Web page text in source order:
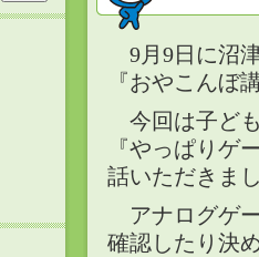
9月9日に沼
『おやこんぼ
今回は子ど
『やっぱりゲ
話いただきま
アナログゲ
確認したり決